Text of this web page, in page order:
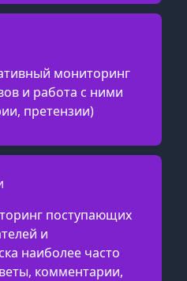
мониторинг
и работа с ними
претензии)
поступающих
и
наиболее часто
комментарии,